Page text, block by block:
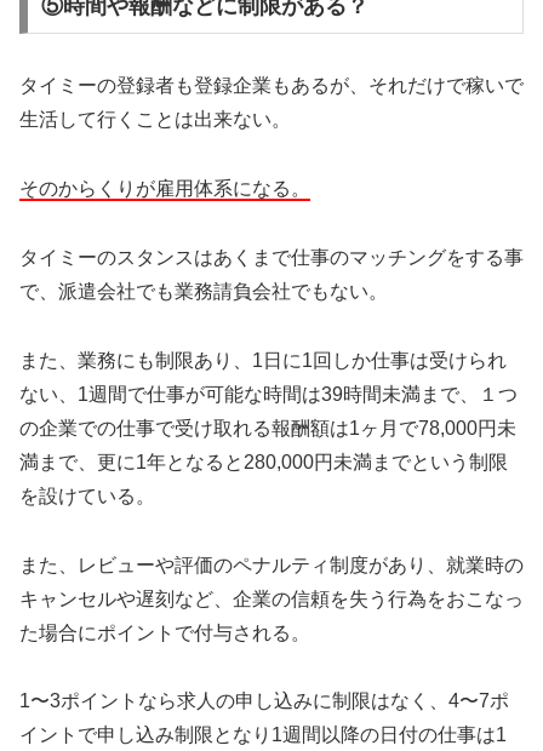
⑤時間や報酬などに制限がある？
タイミーの登録者も登録企業もあるが、それだけで稼いで
生活して行くことは出来ない。
そのからくりが雇用体系になる。
タイミーのスタンスはあくまで仕事のマッチングをする事
で、派遣会社でも業務請負会社でもない。
また、業務にも制限あり、1日に1回しか仕事は受けられ
ない、1週間で仕事が可能な時間は39時間未満まで、１つ
の企業での仕事で受け取れる報酬額は1ヶ月で78,000円未
満まで、更に1年となると280,000円未満までという制限
を設けている。
また、レビューや評価のペナルティ制度があり、就業時の
キャンセルや遅刻など、企業の信頼を失う行為をおこなっ
た場合にポイントで付与される。
1〜3ポイントなら求人の申し込みに制限はなく、4〜7ポ
イントで申し込み制限となり1週間以降の日付の仕事は1